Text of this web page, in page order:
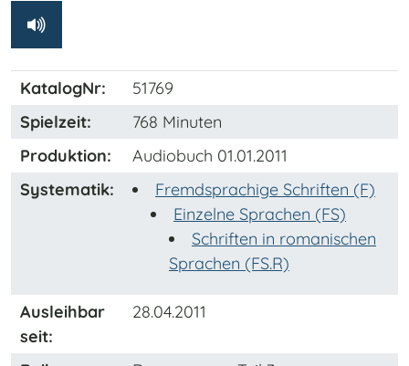
KatalogNr:
51769
Spielzeit:
768 Minuten
Produktion:
Audiobuch 01.01.2011
Systematik:
Fremdsprachige Schriften (F)
Einzelne Sprachen (FS)
Schriften in romanischen
Sprachen (FS.R)
Ausleihbar
seit:
28.04.2011